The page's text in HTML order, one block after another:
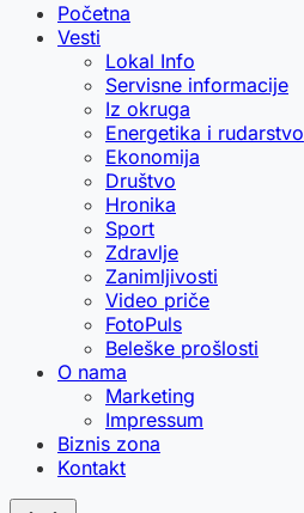
Početna
Vesti
Lokal Info
Servisne informacije
Iz okruga
Energetika i rudarstvo
Ekonomija
Društvo
Hronika
Sport
Zdravlje
Zanimljivosti
Video priče
FotoPuls
Beleške prošlosti
O nama
Marketing
Impressum
Biznis zona
Kontakt